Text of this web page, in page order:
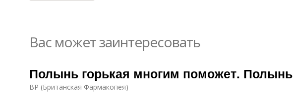
Вас может заинтересовать
Полынь горькая многим поможет. Полынь
BP (Британская Фармакопея)